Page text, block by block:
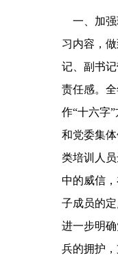
一、加强
习内容，
记、副书
责任感。
作“十六字
和党委集
类培训人
中的威信
子成员的
进一步明
兵的拥护